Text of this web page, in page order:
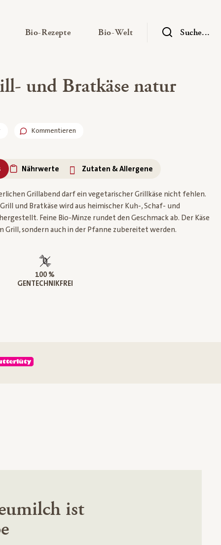
Untermenü ausklappen
Bio-Rezepte— Untermenü ausklappen
Bio-Welt — UntermenüSuche...
und Bratkäse natur
Kommentieren
Nährwerte Zutaten & Allergene
Grillabend darf ein vegetarischer Grillkäse nicht fehlen.
und Bratkäse wird aus heimischer Kuh-, Schaf- und
Feine Bio-Minze rundet den Geschmack ab. Der Käse
Grill, sondern auch in der Pfanne zubereitet werden.
100 %
GENTECHNIKFREI
ist